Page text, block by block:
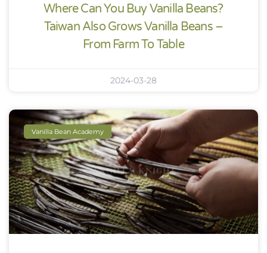
Where Can You Buy Vanilla Beans?
Taiwan Also Grows Vanilla Beans –
From Farm To Table
2024-03-28
Vanilla Bean Academy